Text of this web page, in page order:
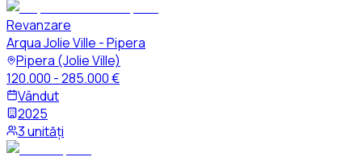
Revanzare
Arqua Jolie Ville - Pipera
Pipera (Jolie Ville)
120.000 - 285.000 €
Vândut
2025
3 unități